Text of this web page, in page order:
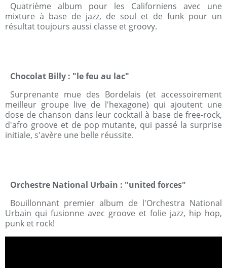
Quatrième album pour les Californiens avec une
mixture à base de jazz, de soul et de funk pour un
résultat toujours aussi classe et groovy.
Chocolat Billy : "le feu au lac"
Surprenante mue des Bordelais (et accessoirement
meilleur groupe live de l'hexagone) qui ajoutent une
dose de chanson dans leur cocktail à base de free-rock,
d'afro groove et de pop mutante, qui passé la surprise
initiale, s'avère une belle réussite.
Orchestre National Urbain : "united forces"
Bouillonnant premier album de l'Orchestra National
Urbain qui fusionne avec groove et folie jazz, hip hop,
punk et rock!